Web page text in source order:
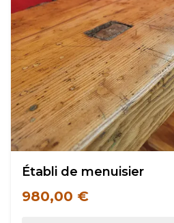
Établi de menuisier
980,00 €